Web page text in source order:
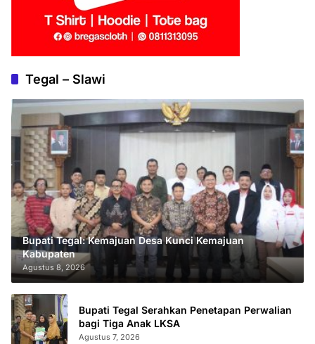
Tegal – Slawi
Bupati Tegal: Kemajuan Desa Kunci Kemajuan
Kabupaten
Agustus 8, 2026
Bupati Tegal Serahkan Penetapan Perwalian
bagi Tiga Anak LKSA
Agustus 7, 2026